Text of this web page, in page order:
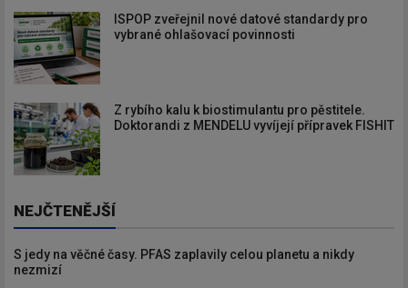
ISPOP zveřejnil nové datové standardy pro
vybrané ohlašovací povinnosti
Z rybího kalu k biostimulantu pro pěstitele.
Doktorandi z MENDELU vyvíjejí přípravek FISHIT
NEJČTENĚJŠÍ
S jedy na věčné časy. PFAS zaplavily celou planetu a nikdy
nezmizí